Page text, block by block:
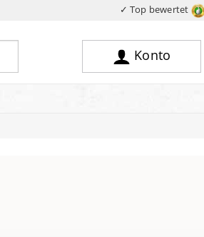
✓ Top bewertet
Konto